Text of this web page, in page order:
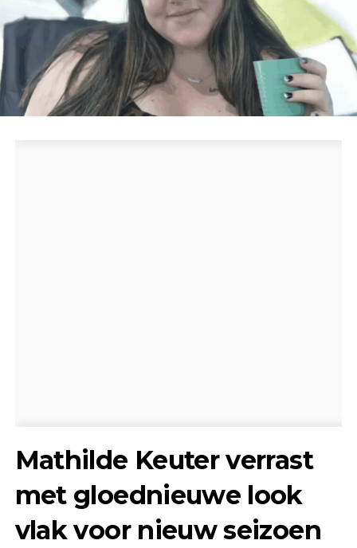
Mathilde Keuter verrast
met gloednieuwe look
vlak voor nieuw seizoen